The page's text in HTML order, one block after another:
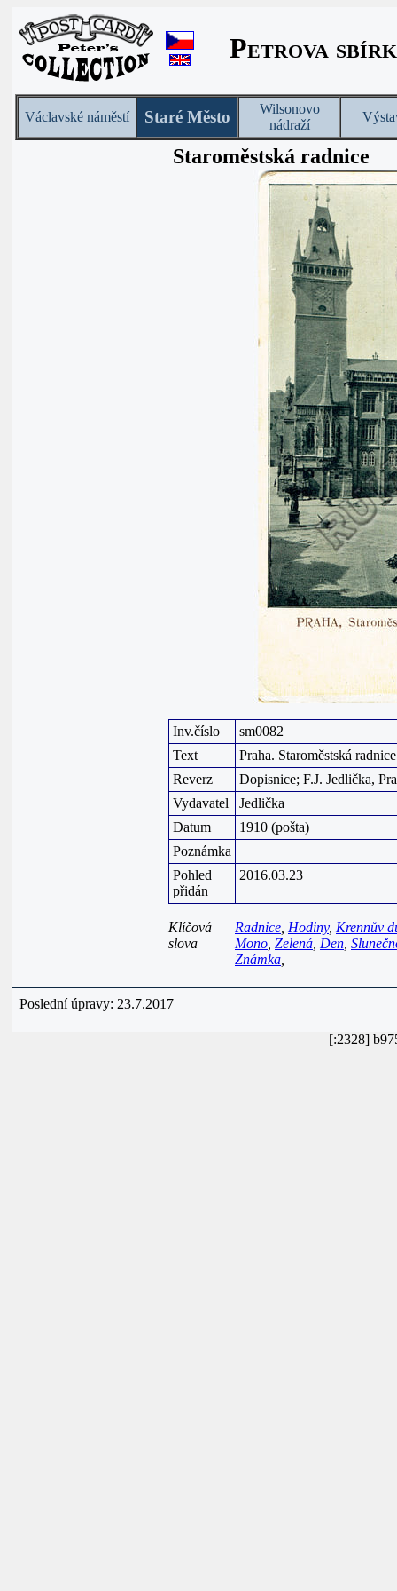
Petrova
Václavské náměstí Staré Město
Wilsonovo
nádraží
Staroměstská radnice
Inv.číslo
sm0082
Text
Praha. Staroměstská radnice
Reverz
Dopisnice; F.J. Jedlička,
Vydavatel
Jedlička
Datum
1910 (pošta)
Poznámka
Pohled
přidán
2016.03.23
Klíčová
slova
Radnice Hodiny, Krennův
Mono Zelená Den
Známka
Poslední úpravy: 23.7.2017
[:2328]